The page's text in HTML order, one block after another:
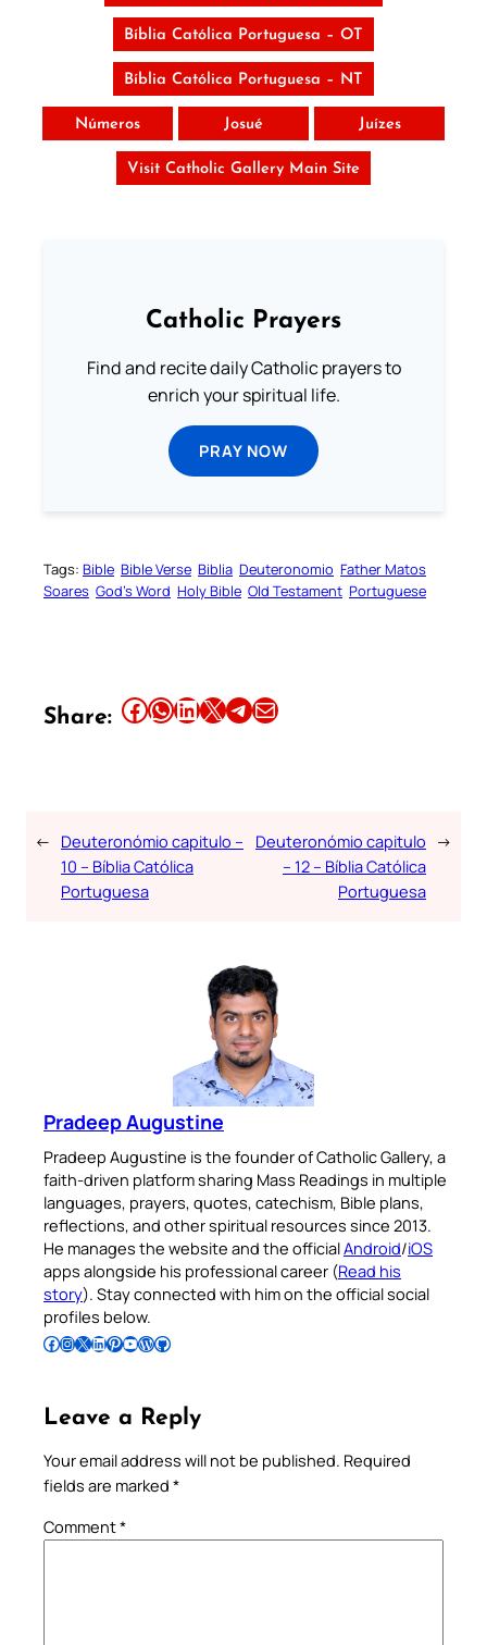
Bíblia Católica Portuguesa – OT
Bíblia Católica Portuguesa – NT
Números Josué Juízes
Visit Catholic Gallery Main Site
Catholic Prayers
Find and recite daily Catholic prayers to
enrich your spiritual life.
PRAY NOW
Tags: Bible Bible Verse Biblia Deuteronomio Father Matos
Soares God’s Word Holy Bible Old Testament Portuguese
Share: Share this article on Facebook Share this article on WhatsApp Share this article on LinkedIn Share this article on X Share this article on TelegramEmail this Article
← Deuteronómio capitulo –
10 – Bíblia Católica
Portuguesa
Deuteronómio capitulo
– 12 – Bíblia Católica
Portuguesa
→
Pradeep Augustine
Pradeep Augustine is the founder of Catholic Gallery, a
faith-driven platform sharing Mass Readings in multiple
languages, prayers, quotes, catechism, Bible plans,
reflections, and other spiritual resources since 2013.
He manages the website and the officialAndroid/iOS
apps alongside his professional career (Read his
story). Stay connected with him on the official social
profiles below.
Follow Pradeep on Facebook Follow Pradeep on InstagramFollow Pradeep on X Follow Pradeep on LinkedIn Follow Pradeep on Pinterest Subscribe to Pradeep’s Youtube Channel Follow Pradeep on WordPress Follow Pradeep on GitHub
Leave a Reply
Your email address will not be published. Required
fields are marked *
Comment*